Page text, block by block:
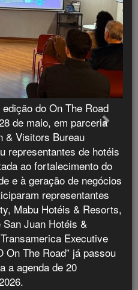
internacionais e
para o Peru
do On The Road
de maio, em parceria
& Visitors Bureau
representantes de hotéis
ao fortalecimento do
e à geração de negócios
representantes
Mabu Hotéis & Resorts,
Juan Hotéis &
Executive
On The Road” já passou
a agenda de 20